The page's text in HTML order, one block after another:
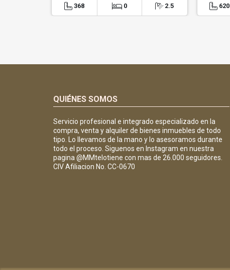
368 0 2.5 620
QUIÉNES SOMOS
Servicio profesional e integrado especializado en la
compra, venta y alquiler de bienes inmuebles de todo
tipo. Lo llevamos de la mano y lo asesoramos durante
todo el proceso. Siguenos en Instagram en nuestra
pagina @MMtelotiene con mas de 26.000 seguidores.
CIV Afiliacion No. CC-0670